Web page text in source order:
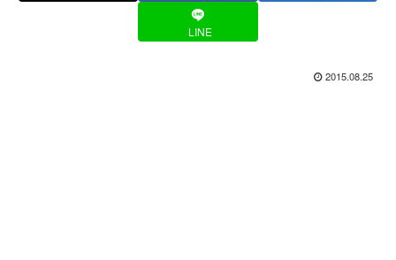
LINE
2015.08.25